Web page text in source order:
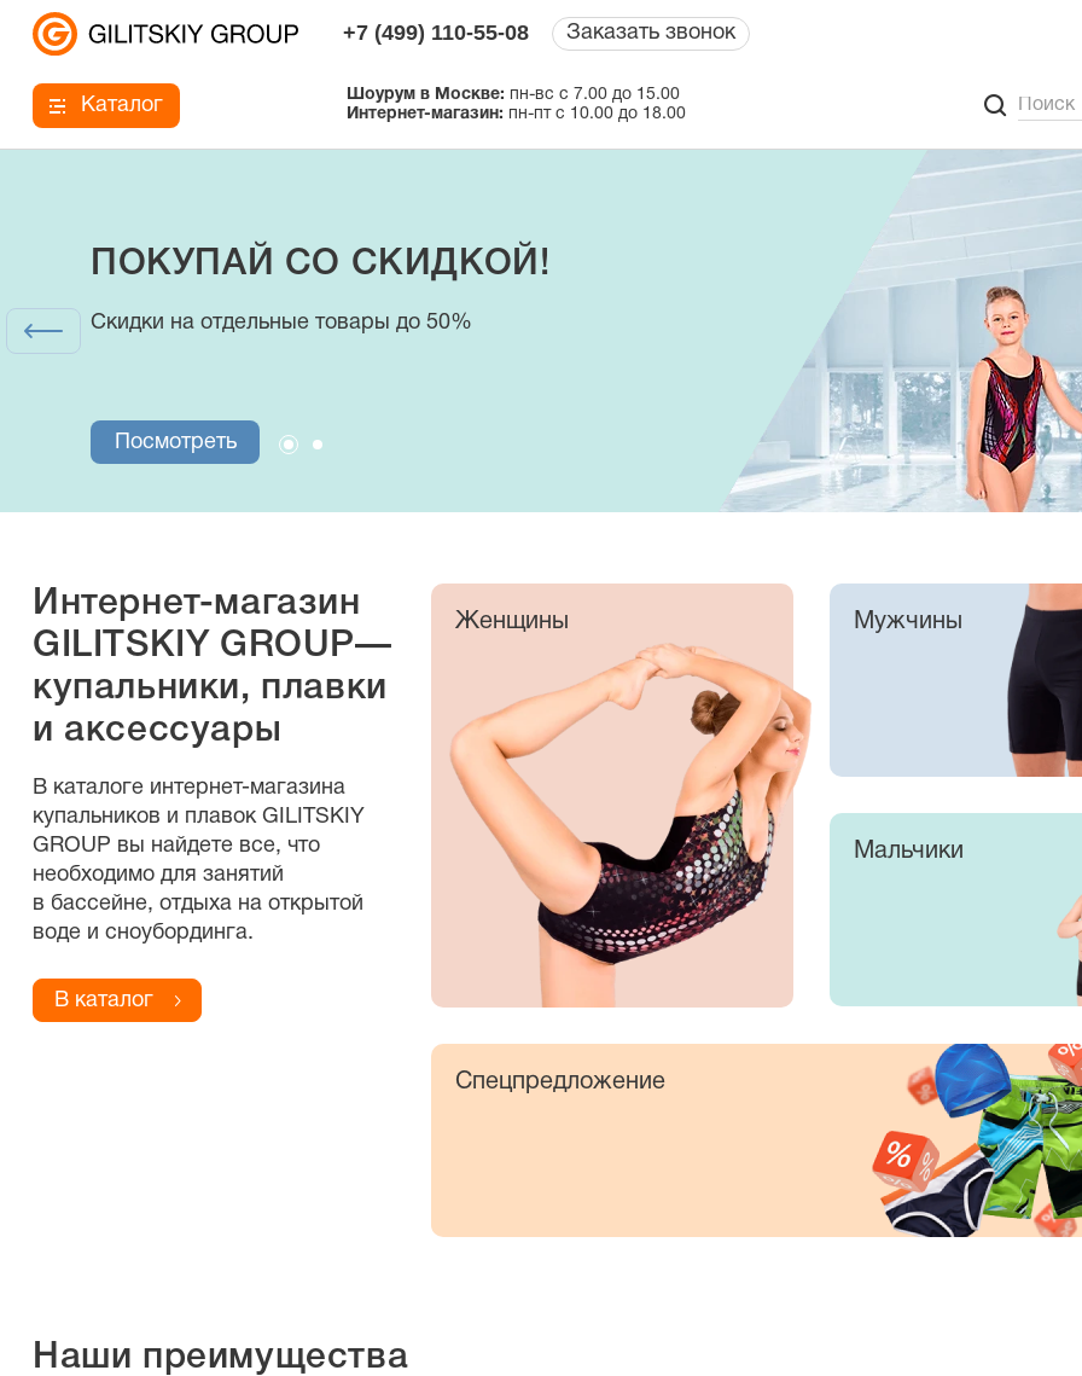
+7 (499) 110-55-08 Заказать звонок
Каталог Шоурум в Москве: пн-вс с 7.00 до 15.00
Интернет-магазин: пн-пт с 10.00 до 18.00
ПОКУПАЙ СО СКИДКОЙ!
Скидки на отдельные товары до 50%
Посмотреть
Интернет-магазин
купальники, плавки и аксессуары
Посмотреть
Интернет-магазин
GILITSKIY GROUP—
купальники, плавки
и аксессуары
В каталоге интернет-магазина
купальников и плавок GILITSKIY
GROUP вы найдете все, что
необходимо для занятий
в бассейне, отдыха на открытой
воде и сноубординга.
В каталог
Женщины Мужчины
Мальчики
Спецпредложение
Наши преимущества